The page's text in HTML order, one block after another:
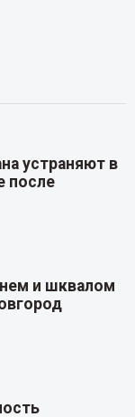
устраняют в
после
и шквалом